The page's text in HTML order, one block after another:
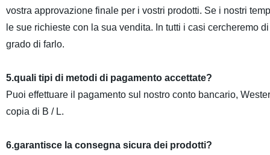
vostra approvazione finale per i vostri prodotti. Se i nostri
le sue richieste con la sua vendita. In tutti i casi cercheremo
grado di farlo.
5.quali tipi di metodi di pagamento accettate?
Puoi effettuare il pagamento sul nostro conto bancario,
copia di B / L.
6.garantisce la consegna sicura dei prodotti?